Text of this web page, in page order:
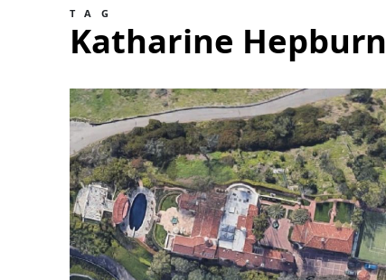
TAG
Katharine Hepburn